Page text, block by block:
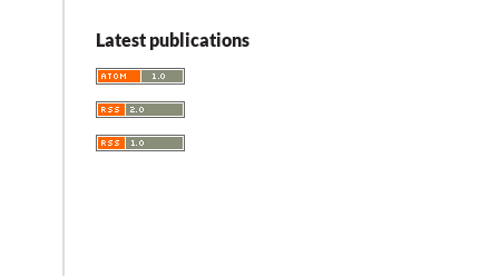
Latest publications